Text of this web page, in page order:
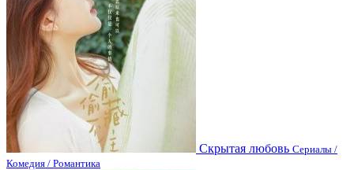
Скрытая любовь Сериалы /
Комедия / Романтика